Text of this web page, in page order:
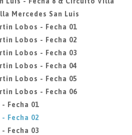
Mercedes San Luis
Lobos - Fecha 01
Lobos - Fecha 02
Lobos - Fecha 03
Lobos - Fecha 04
Lobos - Fecha 05
Lobos - Fecha 06
Fecha 01
Fecha 02
Fecha 03